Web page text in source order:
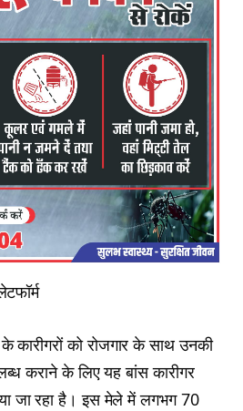
कारीगरों को रोजगार के साथ उनकी
कराने के लिए यह बांस कारीगर
जा रहा है। इस मेले में लगभग 70